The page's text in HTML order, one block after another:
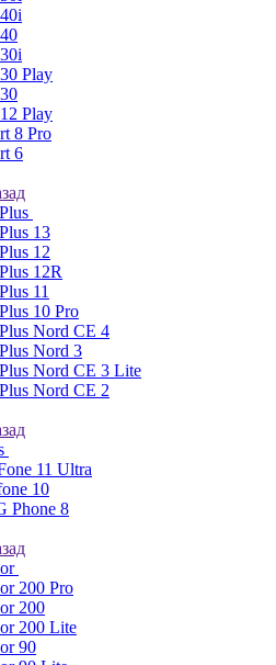
Play
Play
8 Pro
6
13
12
12R
11
10 Pro
Nord CE 4
Nord 3
Nord CE 3 Lite
Nord CE 2
11 Ultra
10
Phone 8
200 Pro
200
200 Lite
90